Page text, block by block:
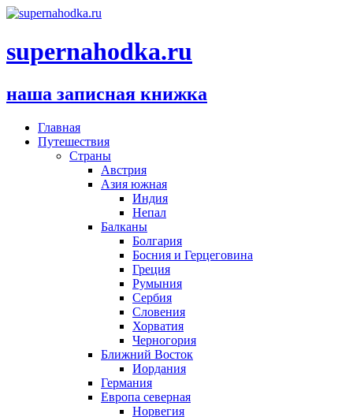
supernahodka.ru
наша записная книжка
Главная
Путешествия
Страны
Австрия
Азия южная
Индия
Непал
Балканы
Болгария
Босния и Герцеговина
Греция
Румыния
Сербия
Словения
Хорватия
Черногория
Ближний Восток
Иордания
Германия
Европа северная
Норвегия